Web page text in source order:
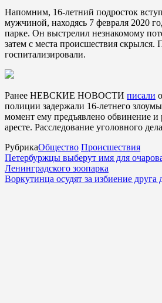
Напомним, 16-летний подросток
мужчиной, находясь 7 февраля 2020
парке. Он выстрелил незнакомому
затем с места происшествия скрылся.
госпитализировали.
Ранее НЕВСКИЕ НОВОСТИ писали
полиции задержали 16-летнего
момент ему предъявлено обвинение и
аресте. Расследование уголовного
РубрикаОбщество Происшествия
Петербуржцы выберут имя для
Ленинградского зоопарка
Воркутинца осудят за избиение друга